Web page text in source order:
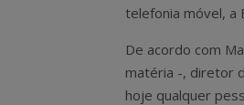
telefonia móvel, a
De acordo com
matéria -, diretor
hoje qualquer